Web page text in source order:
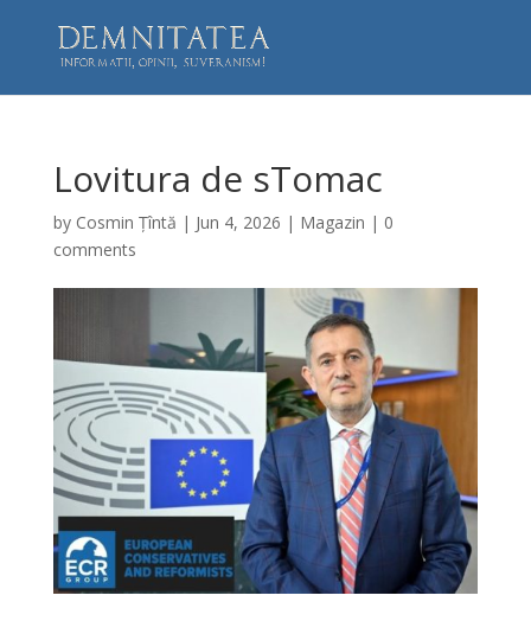
Lovitura de sTomac
by Cosmin Țîntă | Jun 4, 2026 | Magazin | 0
comments